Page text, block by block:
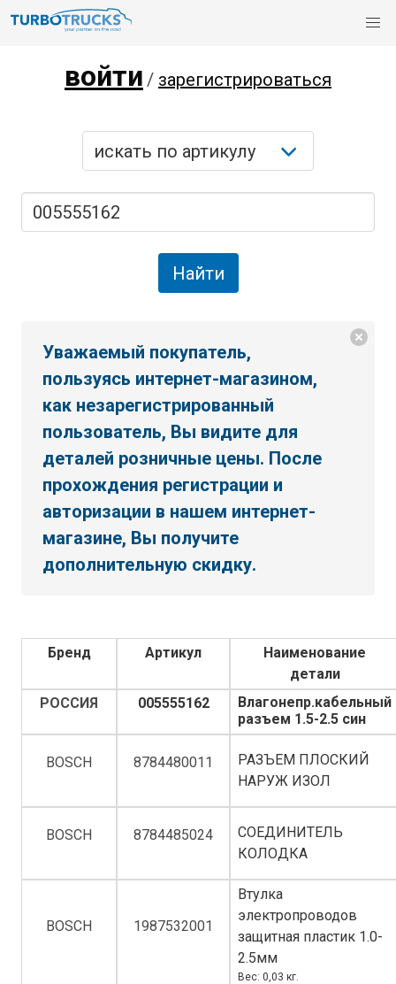
войти / зарегистрироваться
Уважаемый покупатель,
пользуясь интернет-магазином,
как незарегистрированный
пользователь, Вы видите для
деталей розничные цены. После
прохождения регистрации и
авторизации в нашем интернет-
магазине, Вы получите
дополнительную скидку.
Бренд Артикул
Наименование
детали
РОССИЯ
005555162
Влагонепр.кабельный
разъем 1.5-2.5 син
BOSCH 8784480011
РАЗЪЕМ ПЛОСКИЙ
НАРУЖ ИЗОЛ
BOSCH 8784485024
СОЕДИНИТЕЛЬ
КОЛОДКА
BOSCH 1987532001
Втулка
электропроводов
защитная пластик 1.0-
2.5мм
Вес: 0,03 кг.